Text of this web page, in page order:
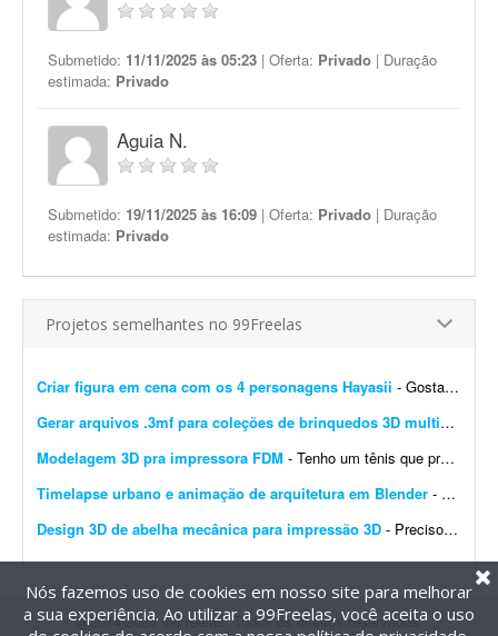
Submetido: 11/11/2025 às 05:23 | Oferta: Privado | Duração
estimada: Privado
Aguia N.
Submetido: 19/11/2025 às 16:09 | Oferta: Privado | Duração
estimada: Privado
Projetos semelhantes no 99Freelas
Criar figura em cena com os 4 personagens Hayasii - Gostaria de uma figura que, na verdade, seja uma cena com os quatro personagens da banda Hayasii, de DanDaDan. A cena de referência está em anexo. Minha ideia é que os personage...
Gerar arquivos .3mf para coleções de brinquedos 3D multicoloridos
Modelagem 3D pra impressora FDM - Tenho um tênis que precisava taransformá-lo em modelo 3D. Este cliente quer fazer isso com todos os tênis da marca, este seria um piloto pra validação de uma futura...
Timelapse urbano e animação de arquitetura em Blender - Procuro modelador e animador 3D especialista em Blender para criar animações urbanas e timelapses de cidades em estilo documentário. Deve incluir animação de elem...
Design 3D de abelha mecânica para impressão 3D - Preciso do modelo 3D de uma abelha mecânica robótica (conforme a imagem de referência) com aproximadamente 10 cm de altura. O projeto deve ser entregue em múltiplas partes...
@2014-2026 99Freelas. Todos os direitos reservados.
Nós fazemos uso de cookies em nosso site para melhorar
a sua experiência. Ao utilizar a 99Freelas, você aceita o uso